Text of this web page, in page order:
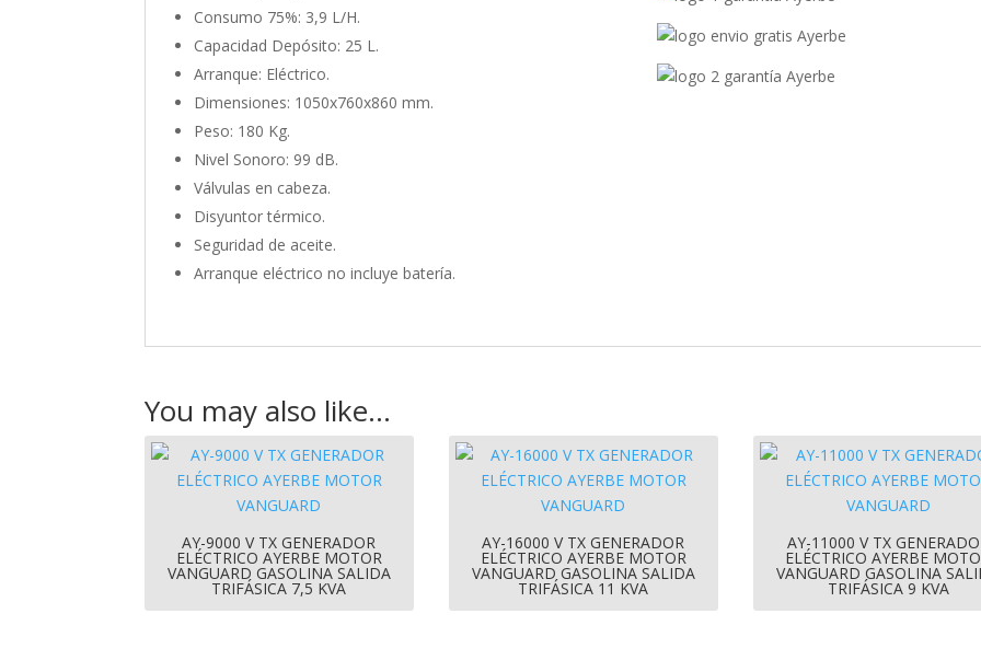
Consumo 75%: 3,9 L/H.
Capacidad Depósito: 25 L.
Arranque: Eléctrico.
Dimensiones: 1050x760x860 mm.
Peso: 180 Kg.
Nivel Sonoro: 99 dB.
Válvulas en cabeza.
Disyuntor térmico.
Seguridad de aceite.
Arranque eléctrico no incluye batería.
You may also like…
AY-9000 V TX GENERADOR
ELÉCTRICO AYERBE MOTOR
VANGUARD GASOLINA SALIDA
TRIFÁSICA 7,5 KVA
AY-16000 V TX GENERADOR
ELÉCTRICO AYERBE MOTOR
VANGUARD GASOLINA SALIDA
TRIFÁSICA 11 KVA
AY-11000 V TX
ELÉCTRICO AYERBE
VANGUARD GASOLINA
TRIFÁSICA 9 KVA